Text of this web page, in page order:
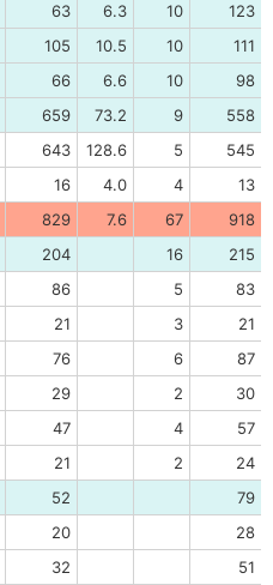
63 6.3 10
123
105 10.5 10
111
66 6.6 10
98
659 73.2 9
558
643 128.6 5 545
16 4.0 4
13
829 7.6 67
918
204 16
215
86 5
83
21 3
21
76 6
87
29 2
30
47 4
57
21 2
24
52
79
20
28
32
51